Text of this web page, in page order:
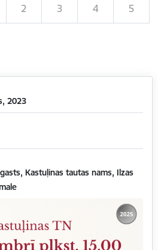
2 3 4 5
2023
Kastuļinas tautas nams, Ilzas